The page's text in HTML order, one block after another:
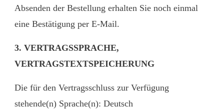
Absenden der Bestellung erhalten Sie noch einmal
eine Bestätigung per E-Mail.
3. VERTRAGSSPRACHE,
VERTRAGSTEXTSPEICHERUNG
Die für den Vertragsschluss zur Verfügung
stehende(n) Sprache(n): Deutsch